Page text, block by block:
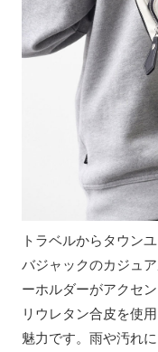
トラベルからタウン
バジャックのカジュ
ーホルダーがアクセ
リウレタン合皮を使
魅力です。雨や汚れ